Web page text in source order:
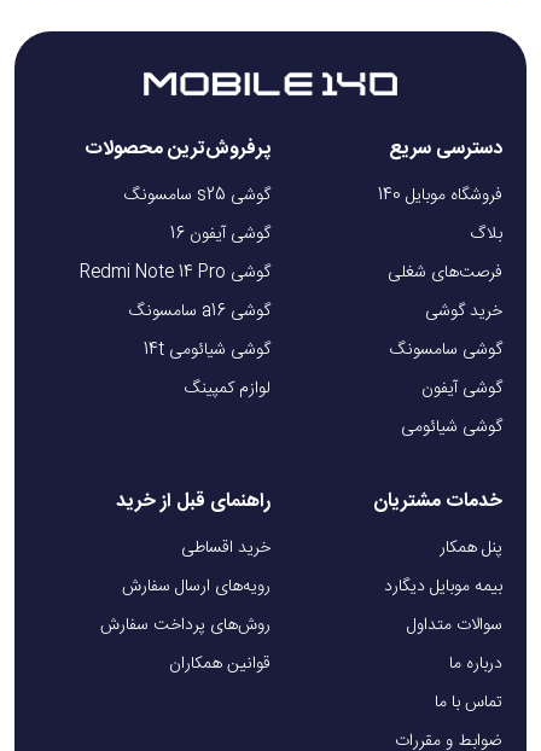
دسترسی سریع
فروشگاه موبایل 140
بلاگ
فرصت‌های شغلی
خرید گوشی
گوشی سامسونگ
گوشی آیفون
گوشی شیائومی
پرفروش‌ترین محصولات
گوشی s25 سامسونگ
گوشی آیفون 16
گوشی Redmi Note 14 Pro
گوشی a16 سامسونگ
گوشی شیائومی 14t
لوازم کمپینگ
خدمات مشتریان
پنل همکار
بیمه موبایل دیگارد
سوالات متداول
درباره ما
تماس با ما
ضوابط و مقررات
راهنمای قبل از خرید
خرید اقساطی
رویه‌های ارسال سفارش
روش‌های پرداخت سفارش
قوانین همکاران